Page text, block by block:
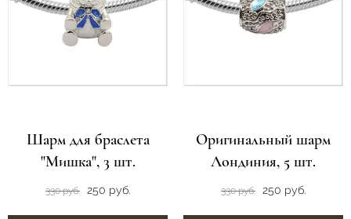
Шарм для браслета
"Мишка", 3 шт.
330 руб. 250 руб.
Оригинальный шарм
Лондиния, 5 шт.
330 руб. 250 руб.